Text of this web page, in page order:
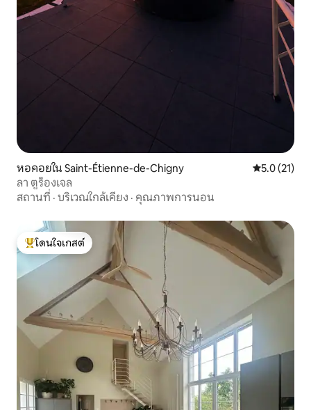
หอคอยใน Saint-Étienne-de-Chigny คะแนนเฉลี่ย
5.0 (21)
ลา ตูร็องเจล
สถานที่ · บริเวณใกล้เคียง · คุณภาพการนอน
โดนใจเกสต์ที่สุด
โดนใจเกสต์